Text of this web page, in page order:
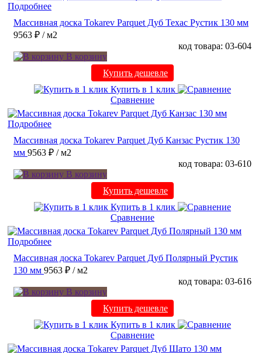
Подробнее
Массивная доска Tokarev Parquet Дуб Техас Рустик 130 мм
9563 ₽ / м2
код товара: 03-604
В корзину
Купить дешевле
Купить в 1 клик
Сравнение
Подробнее
Массивная доска Tokarev Parquet Дуб Канзас Рустик 130
мм 9563 ₽ / м2
код товара: 03-610
В корзину
Купить дешевле
Купить в 1 клик
Сравнение
Подробнее
Массивная доска Tokarev Parquet Дуб Полярный Рустик
130 мм 9563 ₽ / м2
код товара: 03-616
В корзину
Купить дешевле
Купить в 1 клик
Сравнение